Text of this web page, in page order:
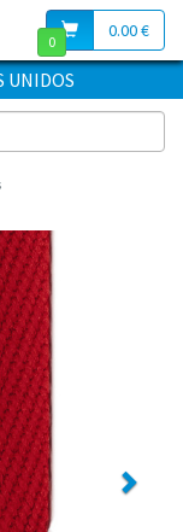
0.00 €
0
UNIDOS